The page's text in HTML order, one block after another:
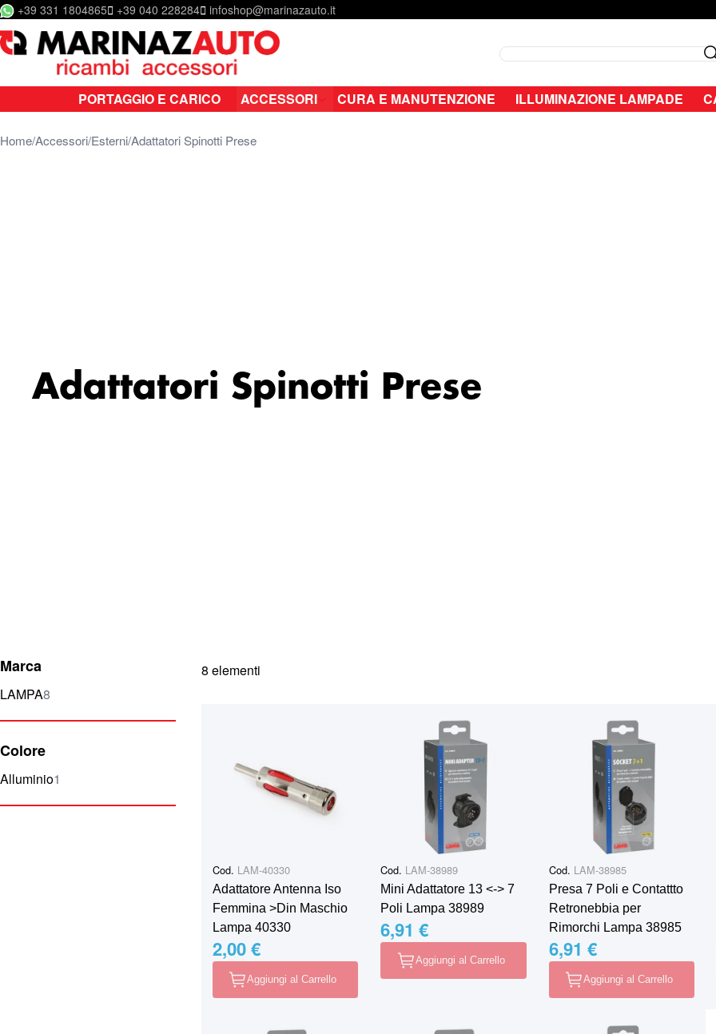
Salta al contenuto
+39 331 1804865 +39 040 228284 infoshop@marinazauto.it
Search
PORTAGGIO E CARICO ACCESSORI CURA E MANUTENZIONE ILLUMINAZIONE LAMPADE
HomeAccessori EsterniAdattatori Spinotti Prese
Adattatori Spinotti Prese
Marca
LAMPA8
elementi
Colore
Alluminio1
elemento
8 elementi
Cod. LAM-40330
Adattatore Antenna Iso
Femmina >Din Maschio
Lampa 40330
2,00 €
Aggiungi al Carrello
Cod. LAM-38989
Mini Adattatore 13 <-> 7
Poli Lampa 38989
6,91 €
Aggiungi al Carrello
Cod. LAM-38985
Presa 7 Poli e Contattto
Retronebbia per
Rimorchi Lampa 38985
6,91 €
Aggiungi al Carrello